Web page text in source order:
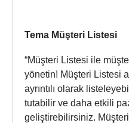
Tema Müşteri Listesi
“Müşteri Listesi ile
yönetin! Müşteri Listesi
ayrıntılı olarak
tutabilir ve daha etkili
geliştirebilirsiniz.